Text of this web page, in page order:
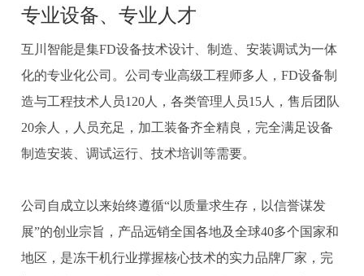
专业设备、专业人才
互川智能是集FD设备技术设计、制造、安装调试为一体
化的专业化公司。公司专业高级工程师多人，FD设备制
造与工程技术人员120人，各类管理人员15人，售后团队
20余人，人员充足，加工装备齐全精良，完全满足设备
制造安装、调试运行、技术培训等需要。
公司自成立以来始终遵循“以质量求生存，以信誉谋发
展”的创业宗旨，产品远销全国各地及全球40多个国家和
地区，是冻干机行业撑握核心技术的实力品牌厂家，完